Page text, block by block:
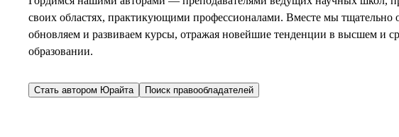
своих областях, практикующими профессионалами. Вместе мы тщательно
обновляем и развиваем курсы, отражая новейшие тенденции в высшем и
образовании.
Стать автором Юрайта Поиск правообладателей